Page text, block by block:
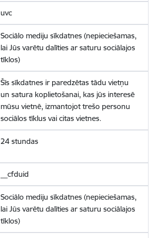
uvc
Sociālo mediju sīkdatnes (nepieciešamas,
lai Jūs varētu dalīties ar saturu sociālajos
tīklos)
Šīs sīkdatnes ir paredzētas tādu vietņu
un satura koplietošanai, kas jūs interesē
mūsu vietnē, izmantojot trešo personu
sociālos tīklus vai citas vietnes.
24 stundas
__cfduid
Sociālo mediju sīkdatnes (nepieciešamas,
lai Jūs varētu dalīties ar saturu sociālajos
tīklos)